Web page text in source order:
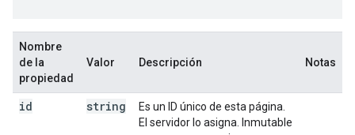
Nombre
de la
propiedad
Valor Descripción Notas
id string
Es un ID único de esta página.
El servidor lo asigna. Inmutable